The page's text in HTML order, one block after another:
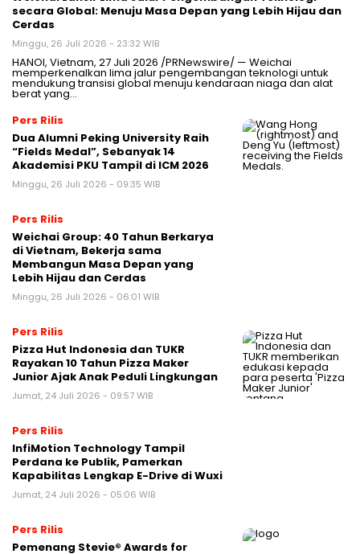
secara Global: Menuju Masa Depan yang Lebih Hijau dan
Cerdas
Minggu, 26 Juli 2026 - 23:32 WIB
HANOI, Vietnam, 27 Juli 2026 /PRNewswire/ — Weichai
memperkenalkan lima jalur pengembangan teknologi untuk
mendukung transisi global menuju kendaraan niaga dan alat
berat yang…
Pers Rilis
Dua Alumni Peking University Raih
“Fields Medal”, Sebanyak 14
Akademisi PKU Tampil di ICM 2026
Minggu, 26 Juli 2026 - 09:35 WIB
Pers Rilis
Weichai Group: 40 Tahun Berkarya
di Vietnam, Bekerja sama
Membangun Masa Depan yang
Lebih Hijau dan Cerdas
Minggu, 26 Juli 2026 - 06:01 WIB
Pers Rilis
Pizza Hut Indonesia dan TUKR
Rayakan 10 Tahun Pizza Maker
Junior Ajak Anak Peduli Lingkungan
Jumat, 24 Juli 2026 - 09:57 WIB
Pers Rilis
InfiMotion Technology Tampil
Perdana ke Publik, Pamerkan
Kapabilitas Lengkap E-Drive di Wuxi
Jumat, 24 Juli 2026 - 05:06 WIB
Pers Rilis
Pemenang Stevie® Awards for